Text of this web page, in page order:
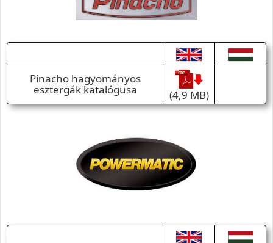
Pinacho hagyományos
esztergák katalógusa (4,9 MB)